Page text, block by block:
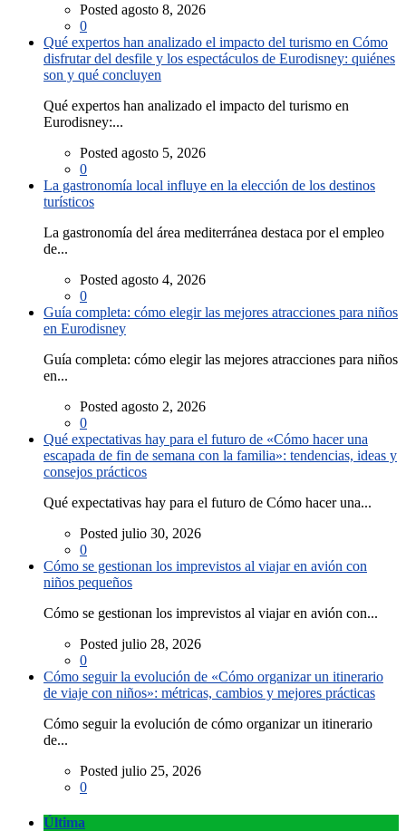
Posted agosto 8, 2026
0
Qué expertos han analizado el impacto del turismo en Cómo
disfrutar del desfile y los espectáculos de Eurodisney: quiénes
son y qué concluyen
Qué expertos han analizado el impacto del turismo en
Eurodisney:...
Posted agosto 5, 2026
0
La gastronomía local influye en la elección de los destinos
turísticos
La gastronomía del área mediterránea destaca por el empleo
de...
Posted agosto 4, 2026
0
Guía completa: cómo elegir las mejores atracciones para niños
en Eurodisney
Guía completa: cómo elegir las mejores atracciones para niños
en...
Posted agosto 2, 2026
0
Qué expectativas hay para el futuro de «Cómo hacer una
escapada de fin de semana con la familia»: tendencias, ideas y
consejos prácticos
Qué expectativas hay para el futuro de Cómo hacer una...
Posted julio 30, 2026
0
Cómo se gestionan los imprevistos al viajar en avión con
niños pequeños
Cómo se gestionan los imprevistos al viajar en avión con...
Posted julio 28, 2026
0
Cómo seguir la evolución de «Cómo organizar un itinerario
de viaje con niños»: métricas, cambios y mejores prácticas
Cómo seguir la evolución de cómo organizar un itinerario
de...
Posted julio 25, 2026
0
Última